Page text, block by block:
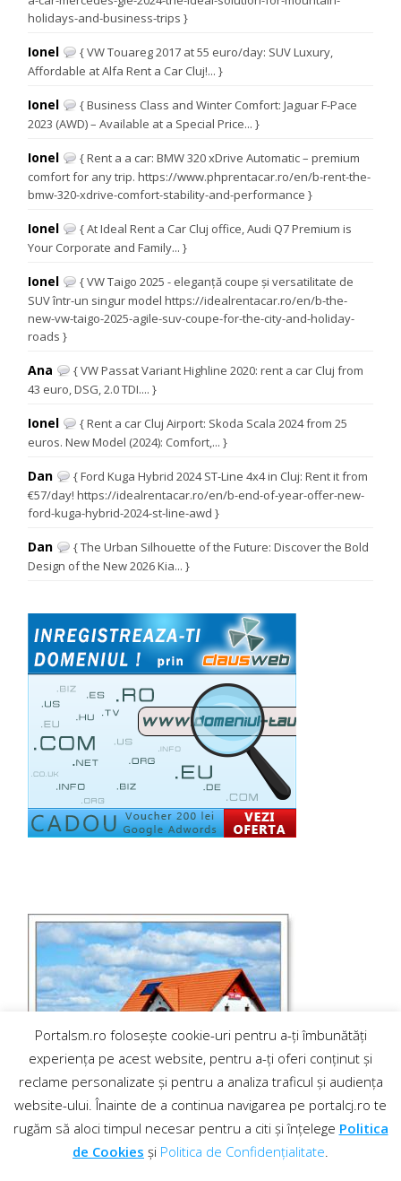
holidays-and-business-trips }
Ionel
{ VW Touareg 2017 at 55 euro/day: SUV Luxury,
Affordable at Alfa Rent a Car Cluj!... }
Ionel
{ Business Class and Winter Comfort: Jaguar F-Pace
2023 (AWD) – Available at a Special Price... }
Ionel
{ Rent a a car: BMW 320 xDrive Automatic – premium
comfort for any trip. https://www.phprentacar.ro/en/b-rent-the-
bmw-320-xdrive-comfort-stability-and-performance }
Ionel
{ At Ideal Rent a Car Cluj office, Audi Q7 Premium is
Your Corporate and Family... }
Ionel
{ VW Taigo 2025 - eleganță coupe și versatilitate de
SUV într-un singur model https://idealrentacar.ro/en/b-the-
new-vw-taigo-2025-agile-suv-coupe-for-the-city-and-holiday-
roads }
Ana
{ VW Passat Variant Highline 2020: rent a car Cluj from
43 euro, DSG, 2.0 TDI.... }
Ionel
{ Rent a car Cluj Airport: Skoda Scala 2024 from 25
euros. New Model (2024): Comfort,... }
Dan
{ Ford Kuga Hybrid 2024 ST-Line 4x4 in Cluj: Rent it from
€57/day! https://idealrentacar.ro/en/b-end-of-year-offer-new-
ford-kuga-hybrid-2024-st-line-awd }
Dan
{ The Urban Silhouette of the Future: Discover the Bold
Design of the New 2026 Kia... }
Portalsm.ro folosește cookie-uri pentru a-ți îmbunătăți
experiența pe acest website, pentru a-ți oferi conținut și
reclame personalizate și pentru a analiza traficul și audiența
website-ului. Înainte de a continua navigarea pe portalcj.ro te
rugăm să aloci timpul necesar pentru a citi și înțelege Politica
de Cookies și Politica de Confidențialitate.